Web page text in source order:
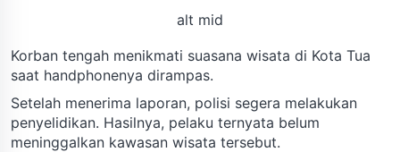
alt mid
Korban tengah menikmati suasana wisata di Kota Tua
saat handphonenya dirampas.
Setelah menerima laporan, polisi segera melakukan
penyelidikan. Hasilnya, pelaku ternyata belum
meninggalkan kawasan wisata tersebut.